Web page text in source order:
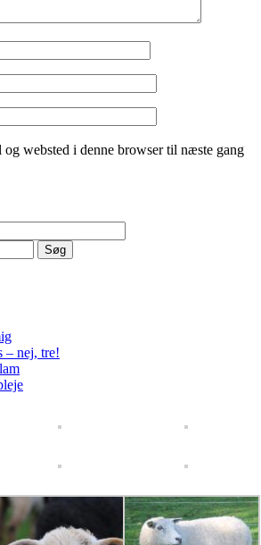
websted i denne browser til næste gang
– nej, tre!